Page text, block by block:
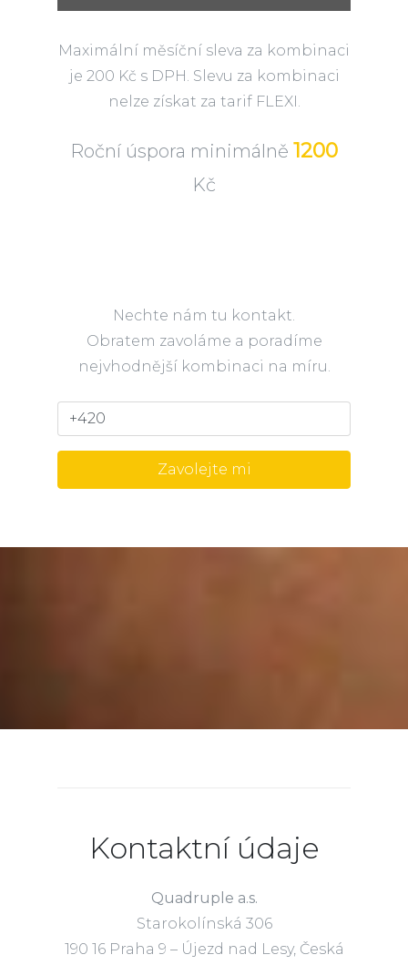
Maximální měsíční sleva za kombinaci
je 200 Kč s DPH. Slevu za kombinaci
nelze získat za tarif FLEXI.
Roční úspora minimálně 1200
Kč
Nechte nám tu kontakt.
Obratem zavoláme a poradíme
nejvhodnější kombinaci na míru.
Kontaktní údaje
Quadruple a.s.
Starokolínská 306
190 16 Praha 9 – Újezd nad Lesy, Česká